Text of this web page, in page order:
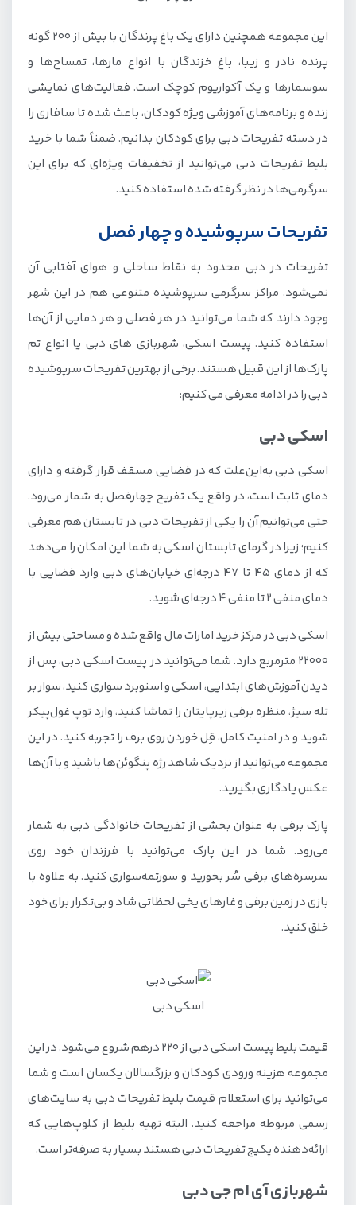
این مجموعه همچنین دارای یک باغ پرندگان با بیش از ۲۰۰ گونه
پرنده نادر و زیبا، باغ خزندگان با انواع مارها، تمساح‌ها و
سوسمارها و یک آکواریوم کوچک است. فعالیت‌های نمایشی
زنده و برنامه‌های آموزشی ویژه کودکان، باعث شده تا سافاری را
در دسته تفریحات دبی برای کودکان بدانیم. ضمناً شما با خرید
بلیط تفریحات دبی می‌توانید از تخفیفات ویژه‌ای که برای این
سرگرمی‌ها در نظر گرفته شده استفاده کنید.
تفریحات سرپوشیده و چهار فصل
تفریحات در دبی محدود به نقاط ساحلی و هوای آفتابی آن
نمی‌شود. مراکز سرگرمی سرپوشیده متنوعی هم در این شهر
وجود دارند که شما می‌توانید در هر فصلی و هر دمایی از آن‌ها
استفاده کنید. پیست اسکی، شهربازی‌ های دبی یا انواع تم
پارک‌ها از این قبیل هستند. برخی از بهترین تفریحات سرپوشیده
دبی را در ادامه معرفی می کنیم:
اسکی دبی
اسکی دبی به‌این‌علت که در فضایی مسقف قرار گرفته و دارای
دمای ثابت است، در واقع یک تفریح چهارفصل به شمار می‌رود.
حتی می‌توانیم آن را یکی از تفریحات دبی در تابستان هم معرفی
کنیم؛ زیرا در گرمای تابستان اسکی به شما این امکان را می‌دهد
که از دمای ۴۵ تا ۴۷ درجه‌ای خیابان‌های دبی وارد فضایی با
دمای منفی ۲ تا منفی ۴ درجه‌ای شوید.
اسکی دبی در مرکز خرید امارات مال واقع شده و مساحتی بیش از
۲۲۰۰۰ مترمربع دارد. شما می‌توانید در پیست اسکی دبی، پس از
دیدن آموزش‌های ابتدایی، اسکی و اسنوبرد سواری کنید، سوار بر
تله سیژ، منظره برفی زیرپایتان را تماشا کنید، وارد توپ غول‌پیکر
شوید و در امنیت کامل، قِل خوردن روی برف را تجربه کنید. در این
مجموعه می‌توانید از نزدیک شاهد رژه پنگوئن‌ها باشید و با آن‌ها
عکس یادگاری بگیرید.
پارک برفی به عنوان بخشی از تفریحات خانوادگی دبی به شمار
می‌رود. شما در این پارک می‌توانید با فرزندان خود روی
سرسره‌های برفی سُر بخورید و سورتمه‌سواری کنید. به علاوه با
بازی در زمین برفی و غارهای یخی لحظاتی شاد و بی‌تکرار برای خود
خلق کنید.
اسکی دبی
قیمت بلیط پیست اسکی دبی از 220 درهم شروع می‌شود. در این
مجموعه هزینه ورودی کودکان و بزرگسالان یکسان است و شما
می‌توانید برای استعلام قیمت بلیط تفریحات دبی به سایت‌های
رسمی مربوطه مراجعه کنید. البته تهیه بلیط از کلوپ‌هایی که
ارائه‌دهنده پکیج تفریحات دبی هستند بسیار به صرفه‌تر است.
شهربازی آی ام جی دبی